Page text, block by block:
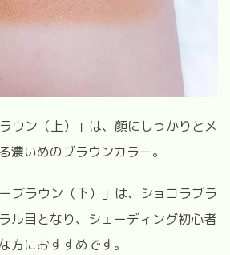
ウン（上）」は、顔にしっかりとメ
濃いめのブラウンカラー。
ブラウン（下）」は、ショコラブラ
ル目となり、シェーディング初心者
方におすすめです。